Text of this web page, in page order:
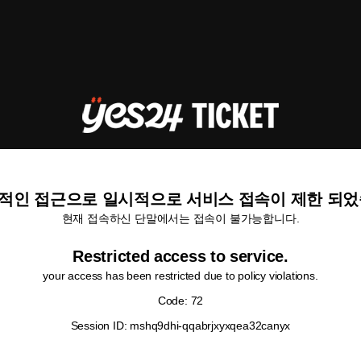
인 접근으로 일시적으로 서비스 접속이 제한 되
현재 접속하신 단말에서는 접속이 불가능합니다.
Restricted access to service.
your access has been restricted due to policy violations.
Code: 72
Session ID: mshq9dhi-qqabrjxyxqea32canyx